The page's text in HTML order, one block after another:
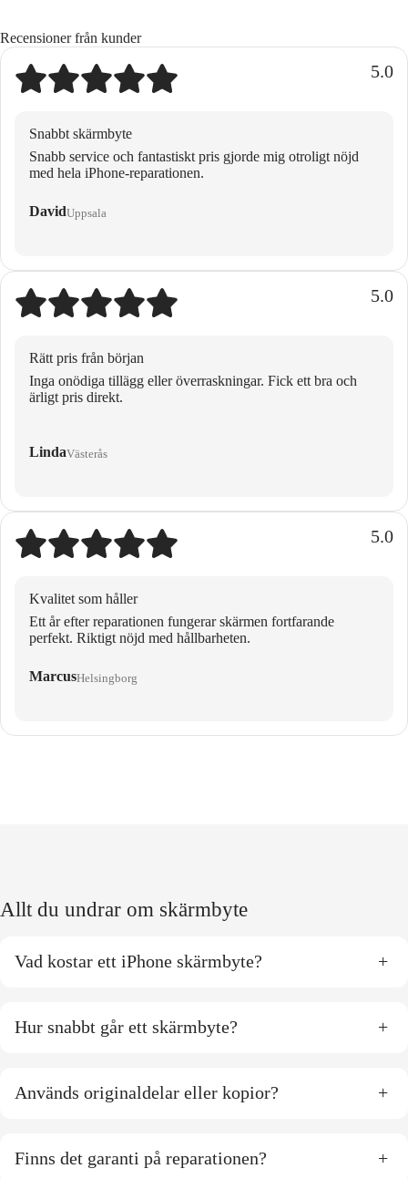
Recensioner från kunder
5.0
Snabbt skärmbyte
Snabb service och fantastiskt pris gjorde mig otroligt nöjd
med hela iPhone-reparationen.
DavidUppsala
5.0
Rätt pris från början
Inga onödiga tillägg eller överraskningar. Fick ett bra och
ärligt pris direkt.
LindaVästerås
5.0
Kvalitet som håller
Ett år efter reparationen fungerar skärmen fortfarande
perfekt. Riktigt nöjd med hållbarheten.
MarcusHelsingborg
Allt du undrar om skärmbyte
Vad kostar ett iPhone skärmbyte? +
Hur snabbt går ett skärmbyte? +
Används originaldelar eller kopior? +
Finns det garanti på reparationen? +